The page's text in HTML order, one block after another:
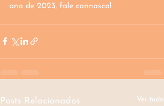
ano de 2023, fale connosco!
Posts Relacionados Ver tudo